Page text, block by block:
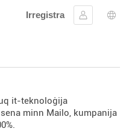
Irregistra
Sinjal
it-teknoloġija
minn Mailo, kumpanija